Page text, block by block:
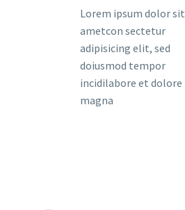
Lorem ipsum dolor sit
ametcon sectetur
adipisicing elit, sed
doiusmod tempor
incidilabore et dolore
magna